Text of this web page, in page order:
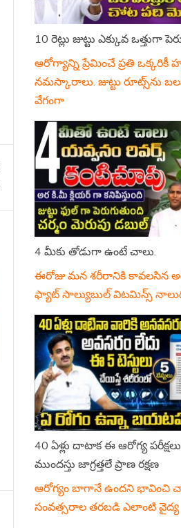
10 రెట్లు జుట్టు ఎక్కువ ఒత్తుగా
ఆరోగ్యాన్ని ప్రేమించే ప్రతి ఒక్కరికీ
నమస్కారాలు. జుట్టు రూట్స్‌ను
వేగంగా
4 మీకు తోడుగా ఉంటే చాలు.
ఈరోజు మన శరీరానికి కావలసిన
ఫ్యాట్ సాల్యుబుల్ విటమిన్స్
40 ఏళ్లు దాటాక ఈ ఆరోగ్య పరీక్షలు
ముందస్తు జాగ్రత్తలే ప్రాణ రక్షణ
ఆరోగ్యం బాగానే ఉందని భావించి
సంవత్సరాల తరబడి ఎలాంటి వైద్య